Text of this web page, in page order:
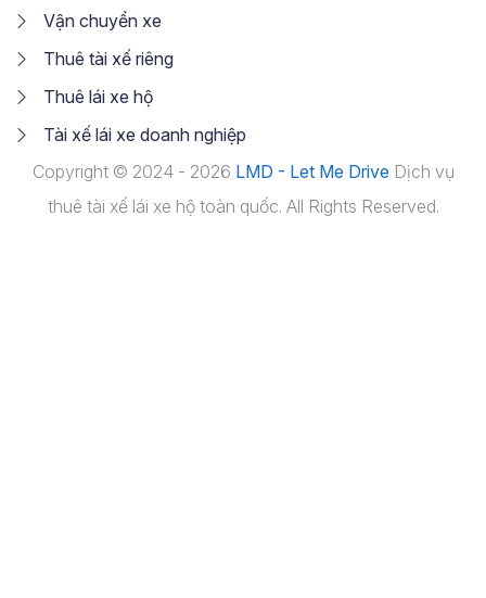
Vận chuyển xe
Thuê tài xế riêng
Thuê lái xe hộ
Tài xế lái xe doanh nghiệp
Copyright © 2024 - 2026 LMD - Let Me Drive Dịch vụ
thuê tài xế lái xe hộ toàn quốc. All Rights Reserved.